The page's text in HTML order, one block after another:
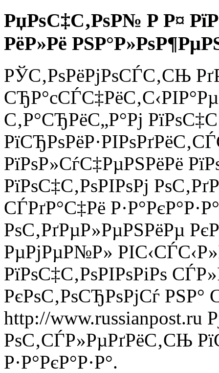
РџРѕС‡С‚РѕР№ Р Р¤
РёР»Рё
РЎС‚РѕРёРјРѕСЃС‚СЊ
С‚Р°СЂРёС„Р°Рј
РїРѕР»СѓС‡РµРЅРёРё
РїРѕС‡С‚РѕРІРѕРј
СЃРґР°С‡Рё
РѕС‚РґРµР»РµРЅРёРµ
РµРјРµР№Р»
РїРѕС‡С‚РѕРІРѕРіРѕ
РєРѕС‚РѕСЂРѕРјСѓ
http://www.russianpost.ru
РѕС‚СЃР»РµРґРёС‚СЊ
Р·Р°РєР°Р·Р°.